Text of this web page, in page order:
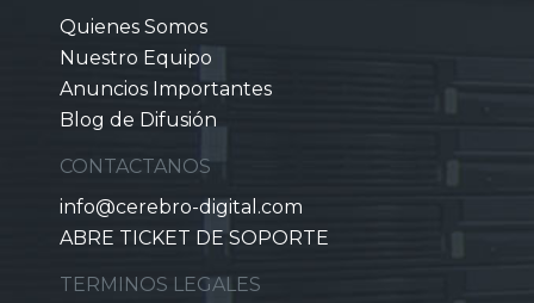
Quienes Somos
Nuestro Equipo
Anuncios Importantes
Blog de Difusión
CONTACTANOS
info@cerebro-digital.com
ABRE TICKET DE SOPORTE
TERMINOS LEGALES